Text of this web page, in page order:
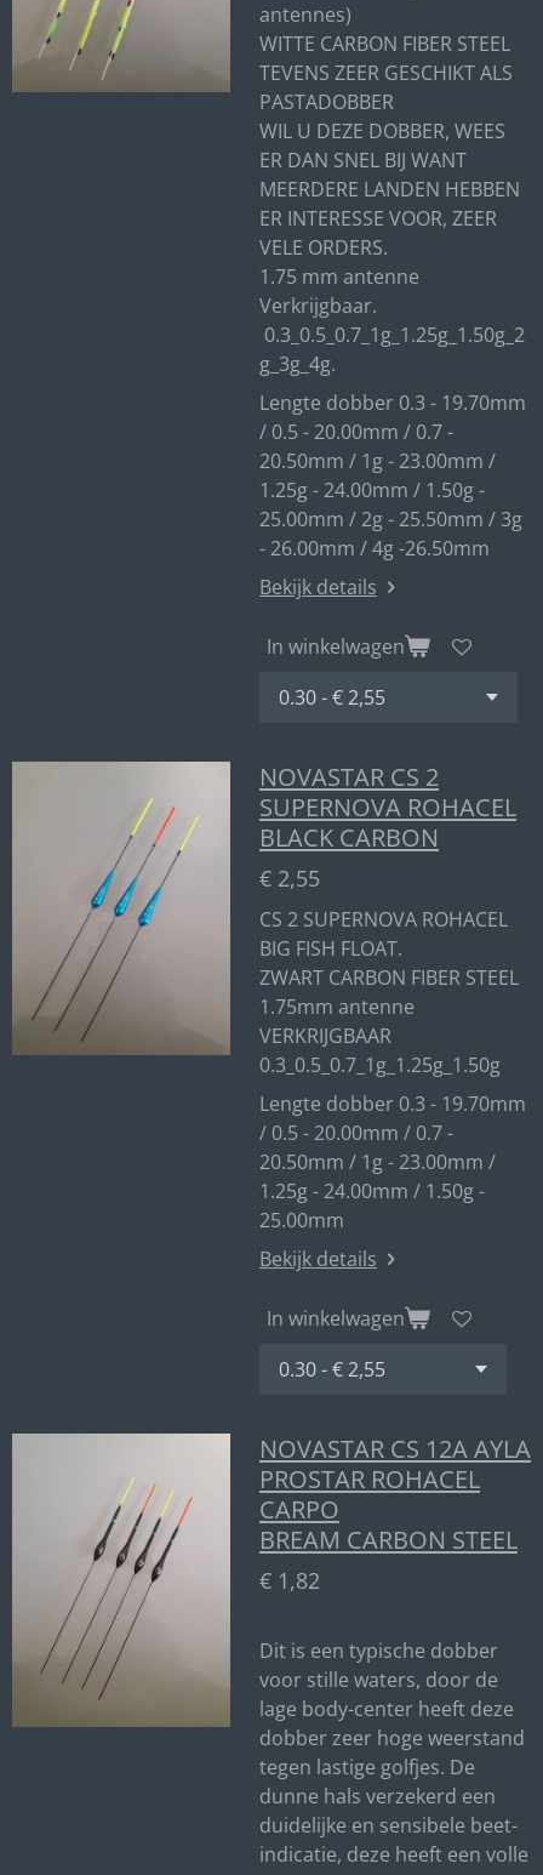
antennes)
WITTE CARBON FIBER STEEL
TEVENS ZEER GESCHIKT ALS
PASTADOBBER
WIL U DEZE DOBBER, WEES
ER DAN SNEL BIJ WANT
MEERDERE LANDEN HEBBEN
ER INTERESSE VOOR, ZEER
VELE ORDERS.
1.75 mm antenne
Verkrijgbaar.
0.3_0.5_0.7_1g_1.25g_1.50g_2
g_3g_4g.
Lengte dobber 0.3 - 19.70mm
/ 0.5 - 20.00mm / 0.7 -
20.50mm / 1g - 23.00mm /
1.25g - 24.00mm / 1.50g -
25.00mm / 2g - 25.50mm / 3g
- 26.00mm / 4g -26.50mm
Bekijk details
In winkelwagen
NOVASTAR CS 2
SUPERNOVA ROHACEL
BLACK CARBON
€ 2,55
CS 2 SUPERNOVA ROHACEL
BIG FISH FLOAT.
ZWART CARBON FIBER STEEL
1.75mm antenne
VERKRIJGBAAR
0.3_0.5_0.7_1g_1.25g_1.50g
Lengte dobber 0.3 - 19.70mm
/ 0.5 - 20.00mm / 0.7 -
20.50mm / 1g - 23.00mm /
1.25g - 24.00mm / 1.50g -
25.00mm
Bekijk details
In winkelwagen
NOVASTAR CS 12A AYLA
PROSTAR ROHACEL
CARPO
BREAM CARBON STEEL
€ 1,82
Dit is een typische dobber
voor stille waters, door de
lage body-center heeft deze
dobber zeer hoge weerstand
tegen lastige golfjes. De
dunne hals verzekerd een
duidelijke en sensibele beet-
indicatie, deze heeft een volle